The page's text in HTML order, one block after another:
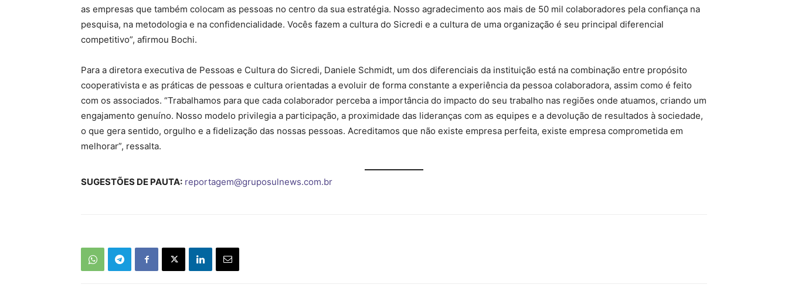
as empresas que também colocam as pessoas no centro da sua estratégia. Nosso agradecimento aos mais de 50 mil colaboradores pela confiança na
pesquisa, na metodologia e na confidencialidade. Vocês fazem a cultura do Sicredi e a cultura de uma organização é seu principal diferencial
competitivo”, afirmou Bochi.
Para a diretora executiva de Pessoas e Cultura do Sicredi, Daniele Schmidt, um dos diferenciais da instituição está na combinação entre propósito
cooperativista e as práticas de pessoas e cultura orientadas a evoluir de forma constante a experiência da pessoa colaboradora, assim como é feito
com os associados. “Trabalhamos para que cada colaborador perceba a importância do impacto do seu trabalho nas regiões onde atuamos, criando um
engajamento genuíno. Nosso modelo privilegia a participação, a proximidade das lideranças com as equipes e a devolução de resultados à sociedade,
o que gera sentido, orgulho e a fidelização das nossas pessoas. Acreditamos que não existe empresa perfeita, existe empresa comprometida em
melhorar”, ressalta.
SUGESTÕES DE PAUTA: reportagem@gruposulnews.com.br